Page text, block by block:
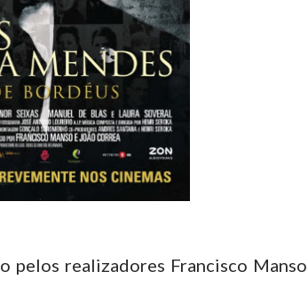
pelos realizadores Francisco